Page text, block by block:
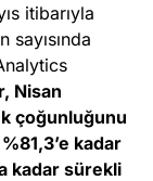
itibarıyla
Nisan
çoğunluğunu
kadar
kadar sürekli